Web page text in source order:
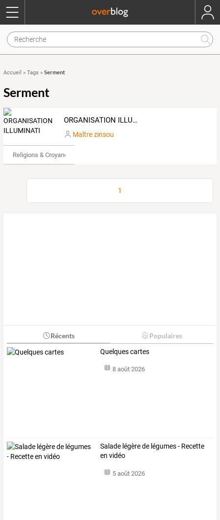
Accueil » Tags » Serment
Serment
ORGANISATION ILLUMINATI
Maître zinsou
Religions & Croyances
1
Récents Populaires
Quelques cartes
8 août 2026
Salade légère de légumes - Recette
en vidéo
5 août 2026